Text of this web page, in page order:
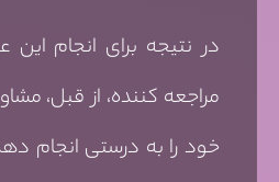
در نتیجه برای انجام
مراجعه کننده، از قبل،
خود را به درستی انجام